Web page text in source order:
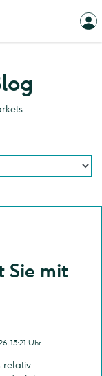
Sie mit
15:21 Uhr
relativ